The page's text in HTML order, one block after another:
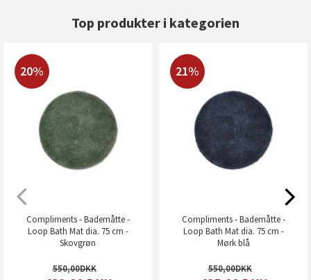
Top produkter i kategorien
20%
Compliments - Bademåtte -
Loop Bath Mat dia. 75 cm -
Skovgrøn
550,00
21%
Compliments - Bademåtte -
Loop Bath Mat dia. 75 cm -
Mørk blå
550,00